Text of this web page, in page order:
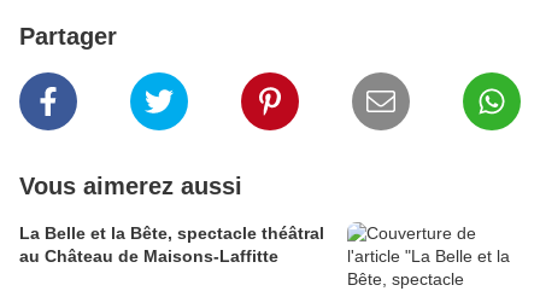
Partager
Vous aimerez aussi
La Belle et la Bête, spectacle théâtral
au Château de Maisons-Laffitte